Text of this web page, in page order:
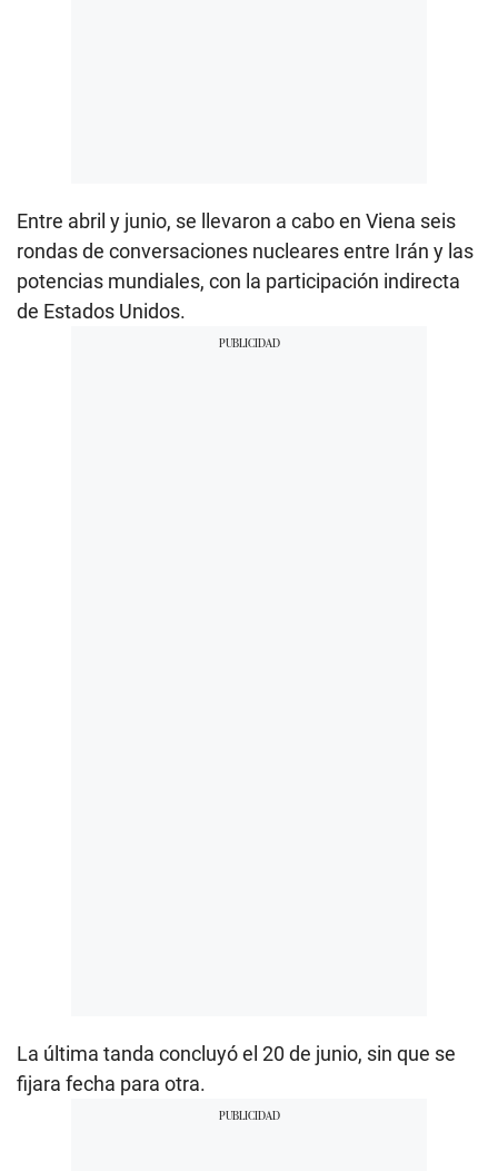
Entre abril y junio, se llevaron a cabo en Viena seis
rondas de conversaciones nucleares entre Irán y las
potencias mundiales, con la participación indirecta
de Estados Unidos.
La última tanda concluyó el 20 de junio, sin que se
fijara fecha para otra.